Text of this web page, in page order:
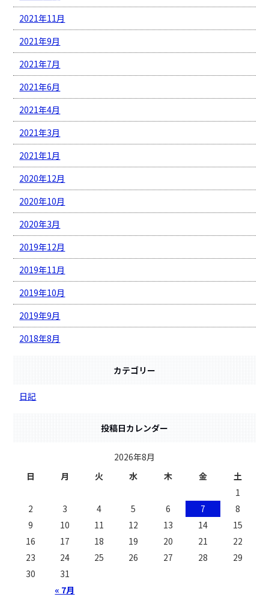
2021年11月
2021年9月
2021年7月
2021年6月
2021年4月
2021年3月
2021年1月
2020年12月
2020年10月
2020年3月
2019年12月
2019年11月
2019年10月
2019年9月
2018年8月
カテゴリー
日記
投稿日カレンダー
2026年8月
日
月 火 水 木 金 土
« 7月
1
2
3 4 5 6 7
8
9
10 11 12 13 14
15
16
17 18 19 20 21
22
23
24 25 26 27 28
29
30
31